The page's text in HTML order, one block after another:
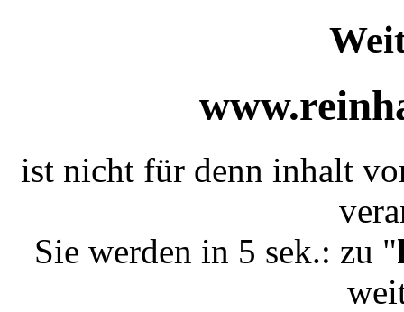
ist nicht für denn inhalt
Sie werden in 5 sek.: zu "